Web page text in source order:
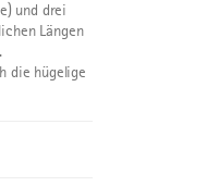
und drei
Längen
die hügelige